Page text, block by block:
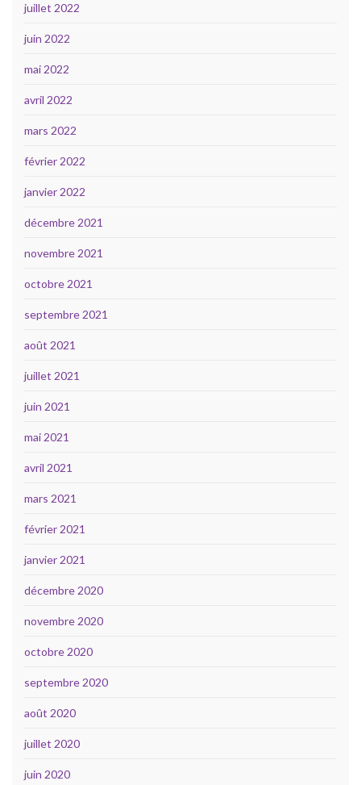
juillet 2022
juin 2022
mai 2022
avril 2022
mars 2022
février 2022
janvier 2022
décembre 2021
novembre 2021
octobre 2021
septembre 2021
août 2021
juillet 2021
juin 2021
mai 2021
avril 2021
mars 2021
février 2021
janvier 2021
décembre 2020
novembre 2020
octobre 2020
septembre 2020
août 2020
juillet 2020
juin 2020